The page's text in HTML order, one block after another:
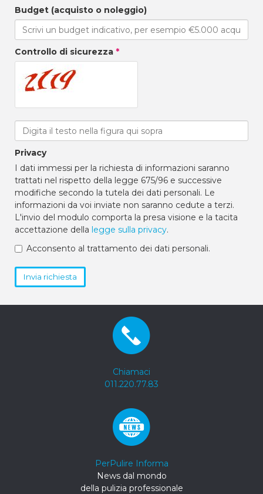
Budget (acquisto o noleggio)
Controllo di sicurezza *
Privacy
I dati immessi per la richiesta di informazioni saranno
trattati nel rispetto della legge 675/96 e successive
modifiche secondo la tutela dei dati personali. Le
informazioni da voi inviate non saranno cedute a terzi.
L'invio del modulo comporta la presa visione e la tacita
accettazione della legge sulla privacy.
Acconsento al trattamento dei dati personali.
Invia richiesta
Chiamaci
011.220.77.83
PerPulire Informa
News dal mondo
della pulizia professionale